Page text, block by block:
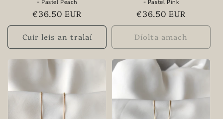
- Pastel Peach
Praghas
rialta
€36.50 EUR
Cuir leis an tralaí
- Pastel Pink
Praghas
rialta
€36.50 EUR
Díolta amach